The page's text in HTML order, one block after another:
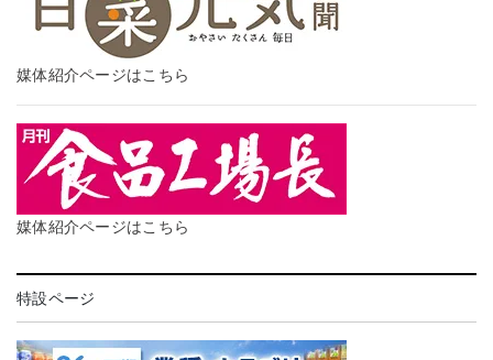
媒体紹介ページはこちら
媒体紹介ページはこちら
特設ページ